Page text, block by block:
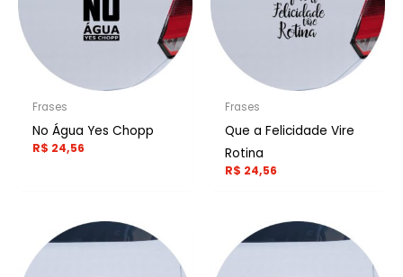
Frases
No Água Yes Chopp
R$ 24,56
Frases
Que a Felicidade Vire
Rotina
R$ 24,56